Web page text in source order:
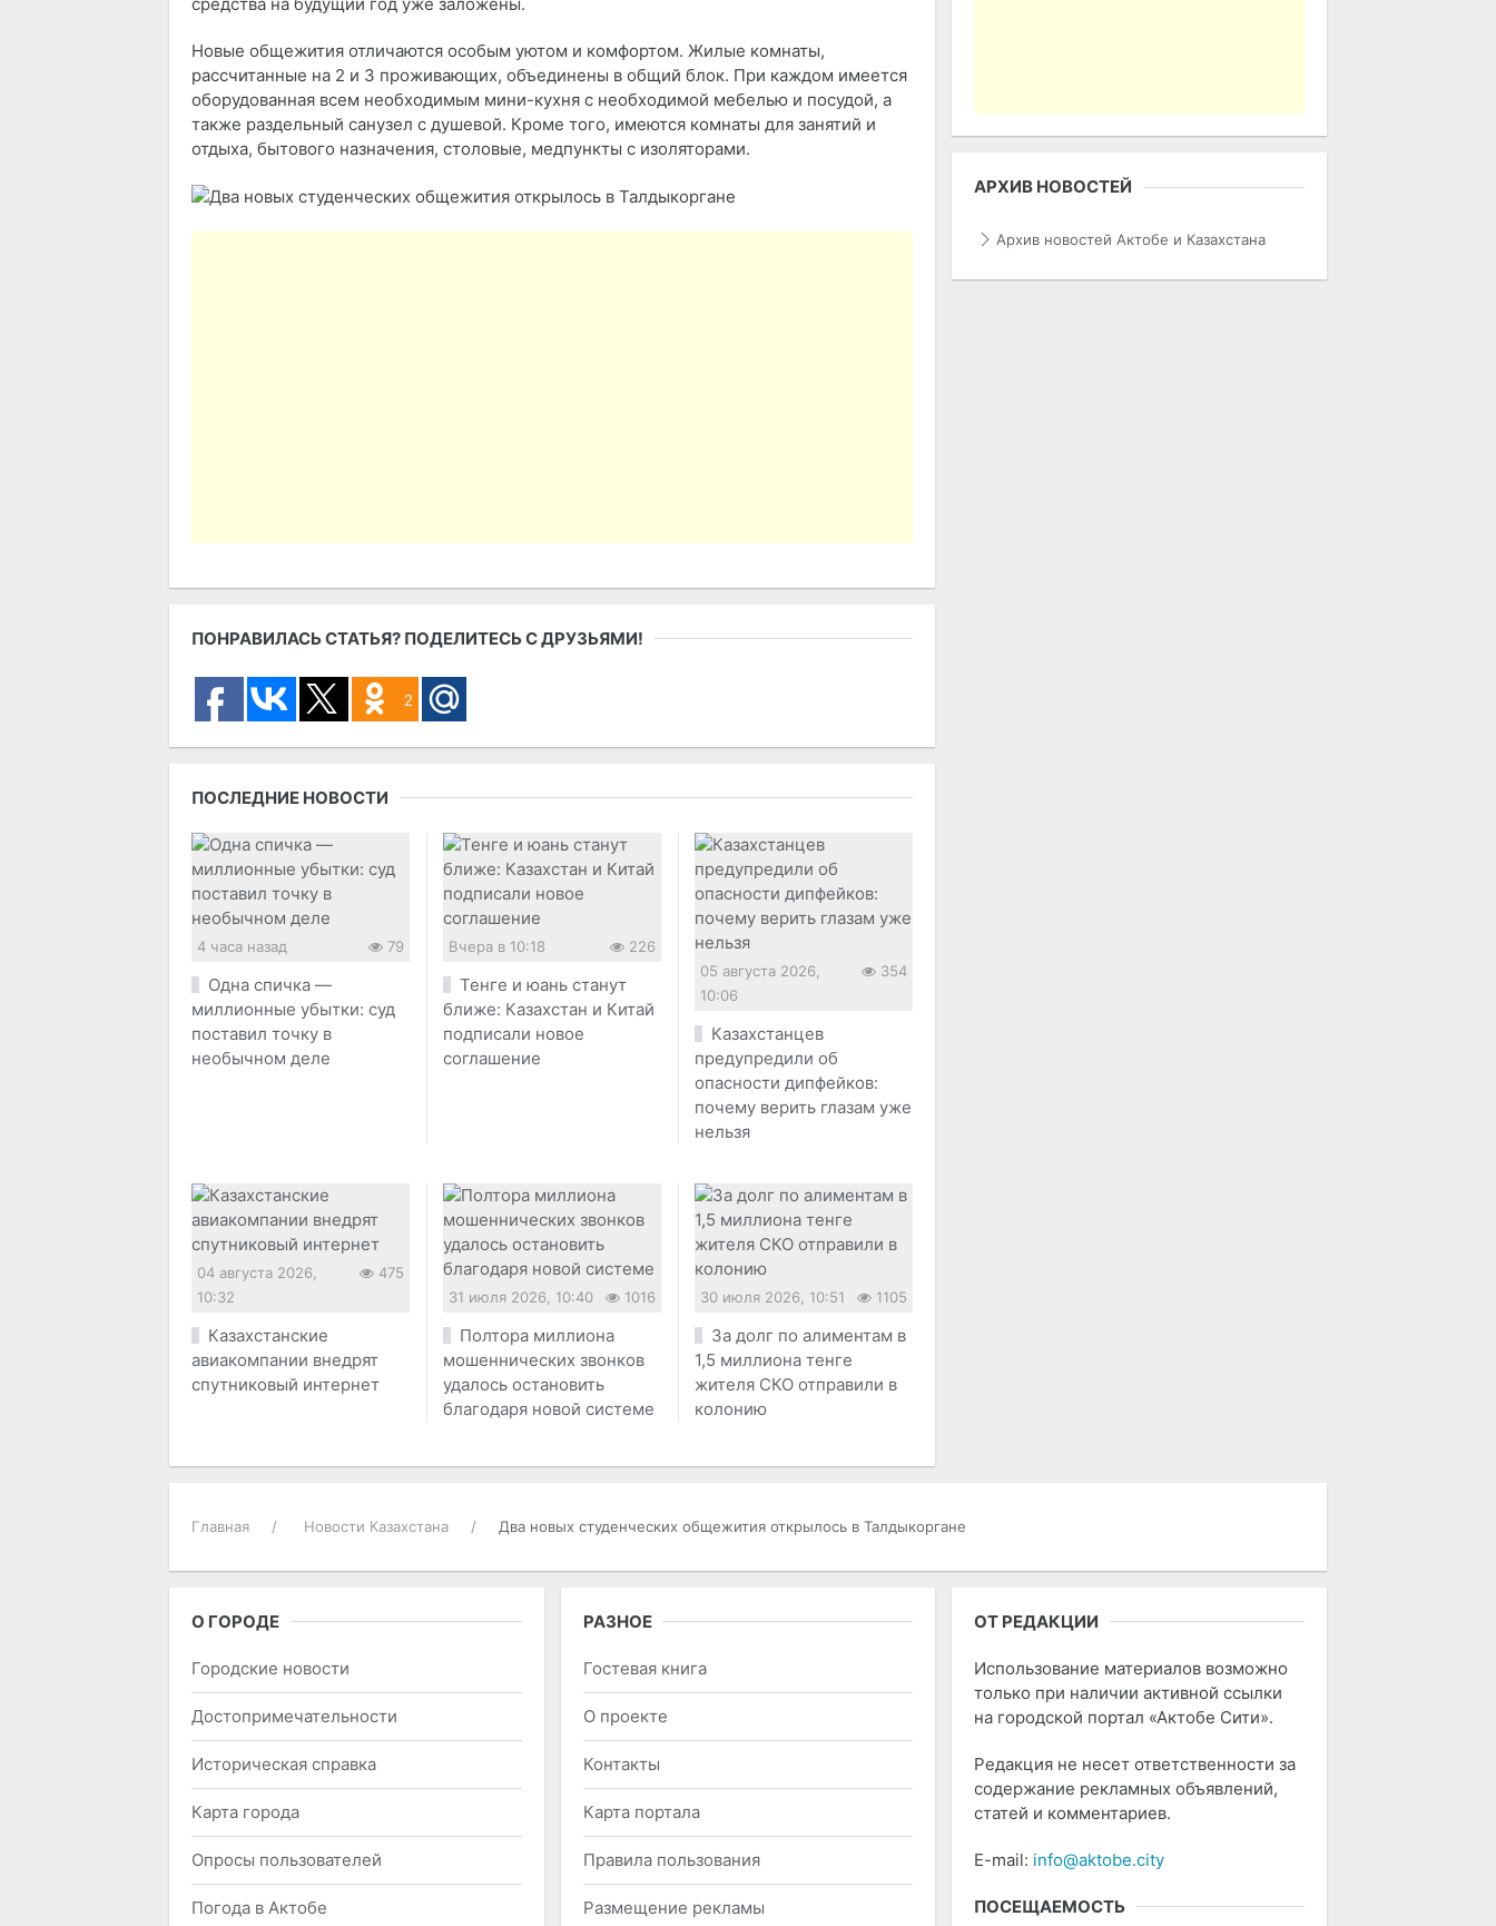
Новые общежития отличаются особым уютом и комфортом. Жилые комнаты,
рассчитанные на 2 и 3 проживающих, объединены в общий блок. При каждом имеется
оборудованная всем необходимым мини-кухня с необходимой мебелью и посудой, а
также раздельный санузел с душевой. Кроме того, имеются комнаты для занятий и
отдыха, бытового назначения, cтоловые, медпункты с изоляторами.
ПОНРАВИЛАСЬ СТАТЬЯ? ПОДЕЛИТЕСЬ С ДРУЗЬЯМИ!
2
ПОСЛЕДНИЕ НОВОСТИ
4 часа назад 79
Одна спичка —
миллионные убытки: суд
поставил точку в
необычном деле
Вчера в 10:18 226
Тенге и юань станут
ближе: Казахстан и Китай
подписали новое
соглашение
05 августа 2026,
10:06
354
Казахстанцев
предупредили об
опасности дипфейков:
почему верить глазам уже
нельзя
04 августа 2026,
10:32
475
Казахстанские
авиакомпании внедрят
спутниковый интернет
31 июля 2026, 10:40 1016
Полтора миллиона
мошеннических звонков
удалось остановить
благодаря новой системе
30 июля 2026, 10:51 1105
За долг по алиментам в
1,5 миллиона тенге
жителя СКО отправили в
колонию
АРХИВ НОВОСТЕЙ
Архив новостей Актобе и Казахстана
Главная Новости Казахстана Два новых студенческих общежития открылось в Талдыкоргане
О ГОРОДЕ
Городские новости
Достопримечательности
Историческая справка
Карта города
Опросы пользователей
Погода в Актобе
РАЗНОЕ
Гостевая книга
О проекте
Контакты
Карта портала
Правила пользования
Размещение рекламы
ОТ РЕДАКЦИИ
Использование материалов возможно
только при наличии активной ссылки
на городской портал «Актобе Сити».
Редакция не несет ответственности за
содержание рекламных объявлений,
статей и комментариев.
E-mail: info@aktobe.city
ПОСЕЩАЕМОСТЬ